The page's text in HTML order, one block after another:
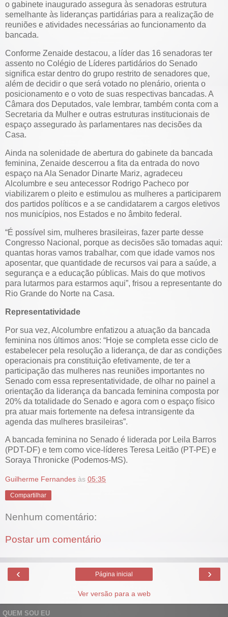
o gabinete inaugurado assegura às senadoras estrutura
semelhante às lideranças partidárias para a realização de
reuniões e atividades necessárias ao funcionamento da
bancada.
Conforme Zenaide destacou, a líder das 16 senadoras ter
assento no Colégio de Líderes partidários do Senado
significa estar dentro do grupo restrito de senadores que,
além de decidir o que será votado no plenário, orienta o
posicionamento e o voto de suas respectivas bancadas. A
Câmara dos Deputados, vale lembrar, também conta com a
Secretaria da Mulher e outras estruturas institucionais de
espaço assegurado às parlamentares nas decisões da
Casa.
Ainda na solenidade de abertura do gabinete da bancada
feminina, Zenaide descerrou a fita da entrada do novo
espaço na Ala Senador Dinarte Mariz, agradeceu
Alcolumbre e seu antecessor Rodrigo Pacheco por
viabilizarem o pleito e estimulou as mulheres a participarem
dos partidos políticos e a se candidatarem a cargos eletivos
nos municípios, nos Estados e no âmbito federal.
“É possível sim, mulheres brasileiras, fazer parte desse
Congresso Nacional, porque as decisões são tomadas aqui:
quantas horas vamos trabalhar, com que idade vamos nos
aposentar, que quantidade de recursos vai para a saúde, a
segurança e a educação públicas. Mais do que motivos
para lutarmos para estarmos aqui”, frisou a representante do
Rio Grande do Norte na Casa.
Representatividade
Por sua vez, Alcolumbre enfatizou a atuação da bancada
feminina nos últimos anos: “Hoje se completa esse ciclo de
estabelecer pela resolução a liderança, de dar as condições
operacionais pra constituição efetivamente, de ter a
participação das mulheres nas reuniões importantes no
Senado com essa representatividade, de olhar no painel a
orientação da liderança da bancada feminina composta por
20% da totalidade do Senado e agora com o espaço físico
pra atuar mais fortemente na defesa intransigente da
agenda das mulheres brasileiras”.
A bancada feminina no Senado é liderada por Leila Barros
(PDT-DF) e tem como vice-líderes Teresa Leitão (PT-PE) e
Soraya Thronicke (Podemos-MS).
Guilherme Fernandes às 05:35
Compartilhar
Nenhum comentário:
Postar um comentário
‹ ›
Página inicial
Ver versão para a web
QUEM SOU EU